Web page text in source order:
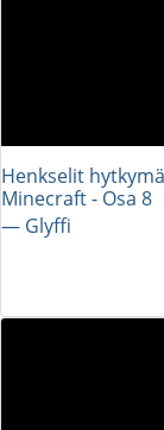
Henkselit
Minecraft - Osa 8
― Glyffi